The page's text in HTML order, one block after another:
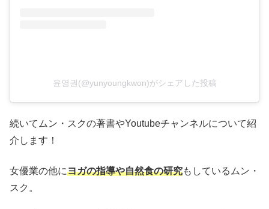
윤영권(@yunyoungkwon)がシェアした投稿
続いてムン・スクの著書やYoutubeチャンネルについて紹
介します！
女優業の他にヨガの指導や自然食の研究もしているムン・
スク。